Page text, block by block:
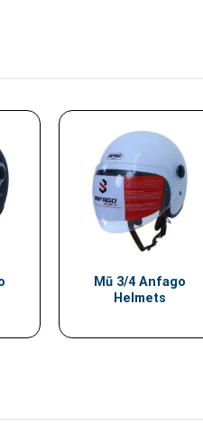
Mũ 3/4 Anfago
Helmets